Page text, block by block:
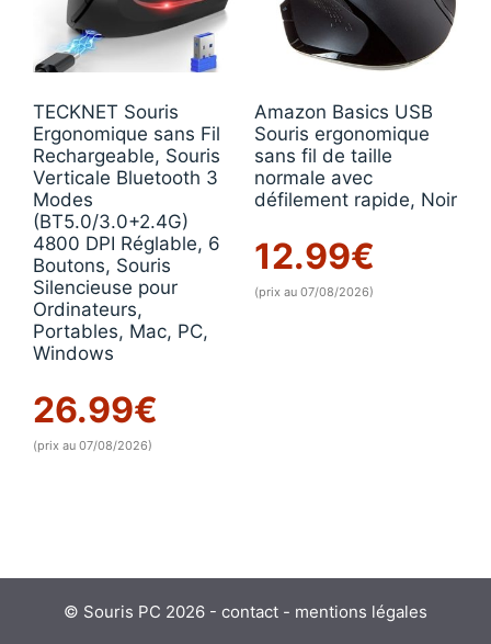
TECKNET Souris
Ergonomique sans Fil
Rechargeable, Souris
Verticale Bluetooth 3
Modes
(BT5.0/3.0+2.4G)
4800 DPI Réglable, 6
Boutons, Souris
Silencieuse pour
Ordinateurs,
Portables, Mac, PC,
Windows
26.99€
(prix au 07/08/2026)
Amazon Basics USB
Souris ergonomique
sans fil de taille
normale avec
défilement rapide, Noir
12.99€
(prix au 07/08/2026)
© Souris PC 2026 - contact - mentions légales